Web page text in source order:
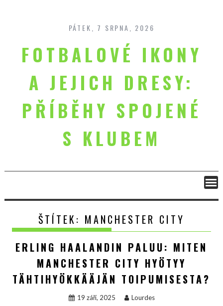
content
PÁTEK, 7 SRPNA, 2026
FOTBALOVÉ IKONY
A JEJICH DRESY:
PŘÍBĚHY SPOJENÉ
S KLUBEM
ŠTÍTEK: MANCHESTER CITY
ERLING HAALANDIN PALUU: MITEN
MANCHESTER CITY HYÖTYY
TÄHTIHYÖKKÄÄJÄN TOIPUMISESTA?
19 září, 2025 Lourdes